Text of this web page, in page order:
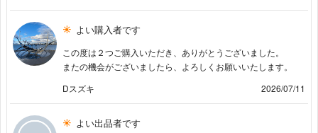
よい購入者です
この度は２つご購入いただき、ありがとうございました。
またの機会がございましたら、よろしくお願いいたします。
Dスズキ
2026/07/11
よい出品者です